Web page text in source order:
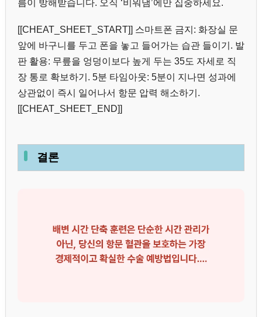
름이 방해받습니다. 오직 ‘비워냄’에만 집중하세요.
[[CHEAT_SHEET_START]] 스마트폰 금지: 화장실 문
앞에 바구니를 두고 폰을 놓고 들어가는 습관 들이기. 발
판 활용: 무릎을 엉덩이보다 높게 두는 35도 자세로 직
장 통로 확보하기. 5분 타임아웃: 5분이 지나면 성과에
상관없이 즉시 일어나서 항문 압력 해소하기.
[[CHEAT_SHEET_END]]
결론